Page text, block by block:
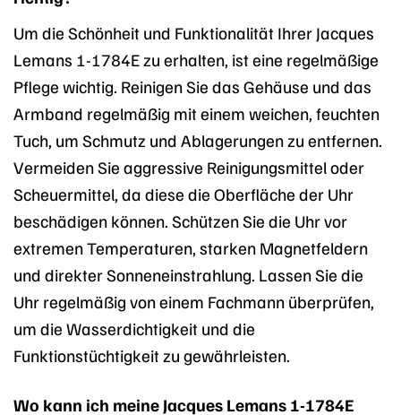
Um die Schönheit und Funktionalität Ihrer Jacques
Lemans 1-1784E zu erhalten, ist eine regelmäßige
Pflege wichtig. Reinigen Sie das Gehäuse und das
Armband regelmäßig mit einem weichen, feuchten
Tuch, um Schmutz und Ablagerungen zu entfernen.
Vermeiden Sie aggressive Reinigungsmittel oder
Scheuermittel, da diese die Oberfläche der Uhr
beschädigen können. Schützen Sie die Uhr vor
extremen Temperaturen, starken Magnetfeldern
und direkter Sonneneinstrahlung. Lassen Sie die
Uhr regelmäßig von einem Fachmann überprüfen,
um die Wasserdichtigkeit und die
Funktionstüchtigkeit zu gewährleisten.
Wo kann ich meine Jacques Lemans 1-1784E